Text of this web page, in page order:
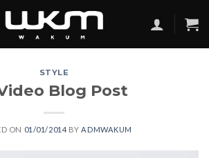
STYLE
Blog Post
ON 01/01/2014 BY ADMWAKUM